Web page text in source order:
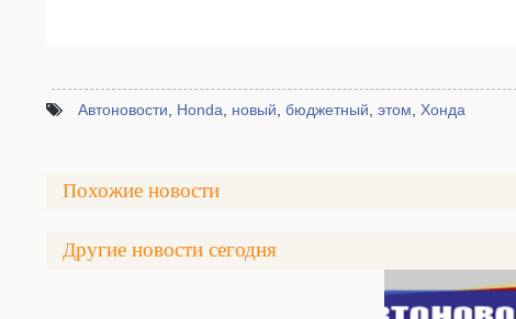
Автоновости Honda новый бюджетный этом Хонда
Похожие новости
Другие новости сегодня